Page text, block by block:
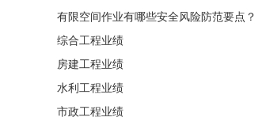
有限空间作业有哪些安全风险防范要点？
综合工程业绩
房建工程业绩
水利工程业绩
市政工程业绩